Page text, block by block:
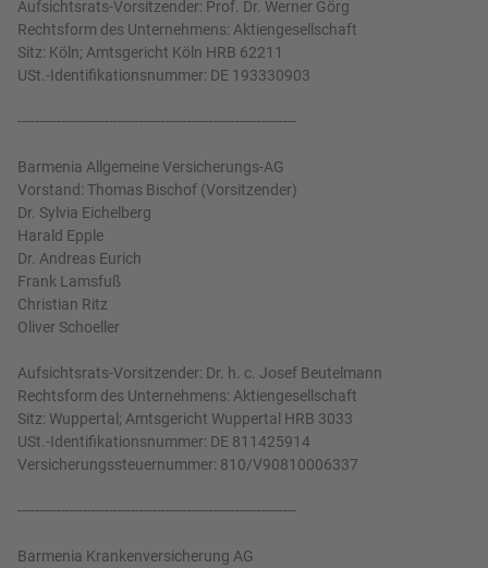
Aufsichtsrats-Vorsitzender: Prof. Dr. Werner Görg
Rechtsform des Unternehmens: Aktiengesellschaft
Sitz: Köln; Amtsgericht Köln HRB 62211
USt.-Identifikationsnummer: DE 193330903
----------------------------------------------------------------
Barmenia Allgemeine Versicherungs-AG
Vorstand: Thomas Bischof (Vorsitzender)
Dr. Sylvia Eichelberg
Harald Epple
Dr. Andreas Eurich
Frank Lamsfuß
Christian Ritz
Oliver Schoeller
Aufsichtsrats-Vorsitzender: Dr. h. c. Josef Beutelmann
Rechtsform des Unternehmens: Aktiengesellschaft
Sitz: Wuppertal; Amtsgericht Wuppertal HRB 3033
USt.-Identifikationsnummer: DE 811425914
Versicherungssteuernummer: 810/V90810006337
----------------------------------------------------------------
Barmenia Krankenversicherung AG